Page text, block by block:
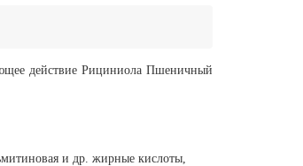
действие Рициниола Пшеничный
и др. жирные кислоты,